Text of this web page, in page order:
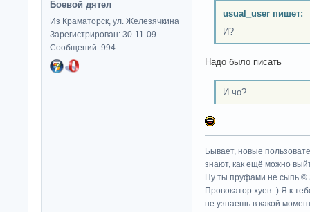
Боевой дятел
Из Краматорск, ул. Железячкина
Зарегистрирован: 30-11-09
Сообщений: 994
usual_user пишет:
И?
Надо было писать
И чо?
Бывает, новые
знают, как ещё можно
Ну ты пруфами не сыпь ©
Провокатор хуев -) Я к
не узнаешь в какой